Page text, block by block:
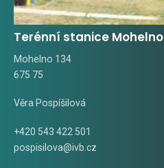
Terénní stanice Mohelno
Mohelno 134
675 75
Věra Pospíšilová
+420 543 422 501
pospisilova@ivb.cz